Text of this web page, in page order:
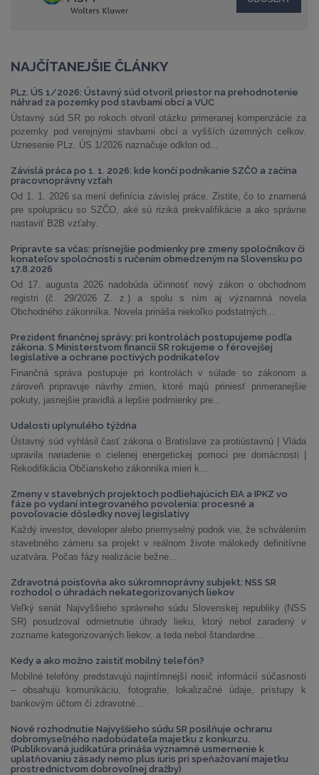
NAJČÍTANEJŠIE ČLÁNKY
PLz. ÚS 1/2026: Ústavný súd otvoril priestor na prehodnotenie
náhrad za pozemky pod stavbami obcí a VÚC
Ústavný súd SR po rokoch otvoril otázku primeranej kompenzácie za
pozemky pod verejnými stavbami obcí a vyšších územných celkov.
Uznesenie PLz. ÚS 1/2026 naznačuje odklon od...
Závislá práca po 1. 1. 2026: kde končí podnikanie SZČO a začína
pracovnoprávny vzťah
Od 1. 1. 2026 sa mení definícia závislej práce. Zistite, čo to znamená
pre spoluprácu so SZČO, aké sú riziká prekvalifikácie a ako správne
nastaviť B2B vzťahy.
Pripravte sa včas: prísnejšie podmienky pre zmeny spoločníkov či
konateľov spoločnosti s ručením obmedzeným na Slovensku po
17.8.2026
Od 17. augusta 2026 nadobúda účinnosť nový zákon o obchodnom
registri (č. 29/2026 Z. z.) a spolu s ním aj významná novela
Obchodného zákonníka. Novela prináša niekoľko podstatných...
Prezident finančnej správy: pri kontrolách postupujeme podľa
zákona. S Ministerstvom financií SR rokujeme o férovejšej
legislatíve a ochrane poctivých podnikateľov
Finančná správa postupuje pri kontrolách v súlade so zákonom a
zároveň pripravuje návrhy zmien, ktoré majú priniesť primeranejšie
pokuty, jasnejšie pravidlá a lepšie podmienky pre...
Udalosti uplynulého týždňa
Ústavný súd vyhlásil časť zákona o Bratislave za protiústavnú | Vláda
upravila nariadenie o cielenej energetickej pomoci pre domácnosti |
Rekodifikácia Občianskeho zákonníka mieri k...
Zmeny v stavebných projektoch podliehajúcich EIA a IPKZ vo
fáze po vydaní integrovaného povolenia: procesné a
povoľovacie dôsledky novej legislatívy
Každý investor, developer alebo priemyselný podnik vie, že schválením
stavebného zámeru sa projekt v reálnom živote málokedy definitívne
uzatvára. Počas fázy realizácie bežne...
Zdravotná poisťovňa ako súkromnoprávny subjekt: NSS SR
rozhodol o úhradách nekategorizovaných liekov
Veľký senát Najvyššieho správneho súdu Slovenskej republiky (NSS
SR) posudzoval odmietnutie úhrady lieku, ktorý nebol zaradený v
zozname kategorizovaných liekov, a teda nebol štandardne...
Kedy a ako možno zaistiť mobilný telefón?
Mobilné telefóny predstavujú najintímnejší nosič informácií súčasnosti
– obsahujú komunikáciu, fotografie, lokalizačné údaje, prístupy k
bankovým účtom či zdravotné...
Nové rozhodnutie Najvyššieho súdu SR posilňuje ochranu
dobromyseľného nadobúdateľa majetku z konkurzu.
(Publikovaná judikatúra prináša významné usmernenie k
uplatňovaniu zásady nemo plus iuris pri speňažovaní majetku
prostredníctvom dobrovoľnej dražby)